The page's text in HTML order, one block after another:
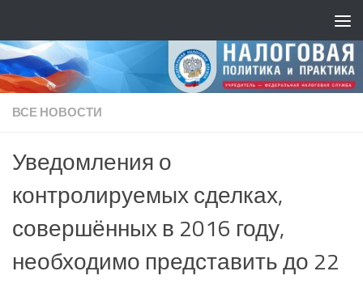
ВСЕ НОВОСТИ
Уведомления о
контролируемых сделках,
совершённых в 2016 году,
необходимо представить до 22